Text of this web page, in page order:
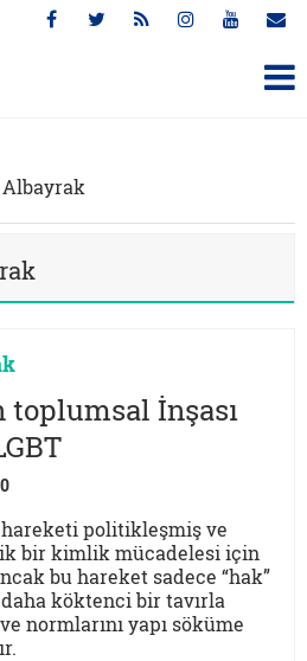
Albayrak
İnşası
hareketi politikleşmiş ve
bir kimlik mücadelesi için
bu hareket sadece “hak”
köktenci bir tavırla
normlarını yapı söküme